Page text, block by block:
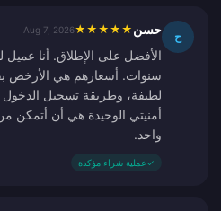
ح حسن ★
★
★
★
★
Aug 7, 2026
الأفضل على الإطلاق. أنا عميل
سنوات. أسعارهم هي الأرخص
لطيفة، وطريقة تسجيل الدخول
أمنيتي الوحيدة هي أن
واحد.
✓عملية شراء مؤكدة